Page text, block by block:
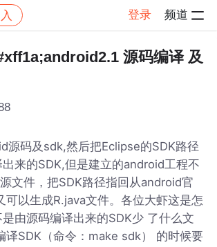
登录 频道
帖子详情
源码编译 及
源码及sdk,然后把Eclipse的SDK路径
来的SDK,但是建立的android工程不
文件，把SDK路径指回从android官
可以生成R.java文件。各位大虾这是怎
由源码编译出来的SDK少 了什么文
译SDK（命令：make sdk） 的时候要